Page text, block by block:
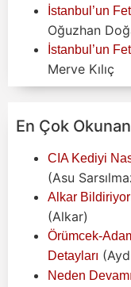
İstanbul’un
Oğuzhan
İstanbul’un
Merve Kılıç
En Çok
CIA Kediyi
(Asu
Alkar
(Alkar)
Örümcek-
Detayları
Neden